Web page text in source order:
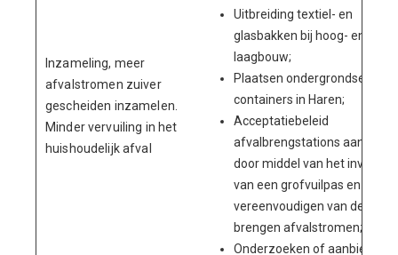
Inzameling, meer
afvalstromen zuiver
gescheiden inzamelen.
Minder vervuiling in het
huishoudelijk afval
Uitbreiding textiel- en
glasbakken bij hoog- en
laagbouw;
Plaatsen ondergrondse
containers in Haren;
Acceptatiebeleid
afvalbrengstations
door middel van het invoeren
van een grofvuilpas en het
vereenvoudigen van de te
brengen afvalstromen;
Onderzoeken of aanbieden